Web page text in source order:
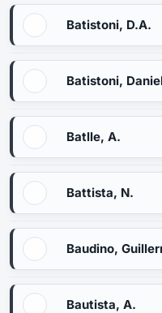
Batistoni, D.A.
Batistoni,
Batlle, A.
Battista, N.
Baudino,
Bautista, A.